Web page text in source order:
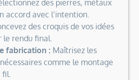
des pierres, métaux
accord avec l’intention.
des croquis de vos idées
le rendu final.
fabrication : Maîtrisez les
comme le montage
fil.